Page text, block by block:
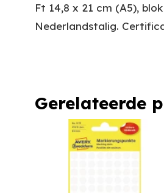
Ft 14,8 x 21 cm (A5),
Nederlandstalig.
Gerelateerde